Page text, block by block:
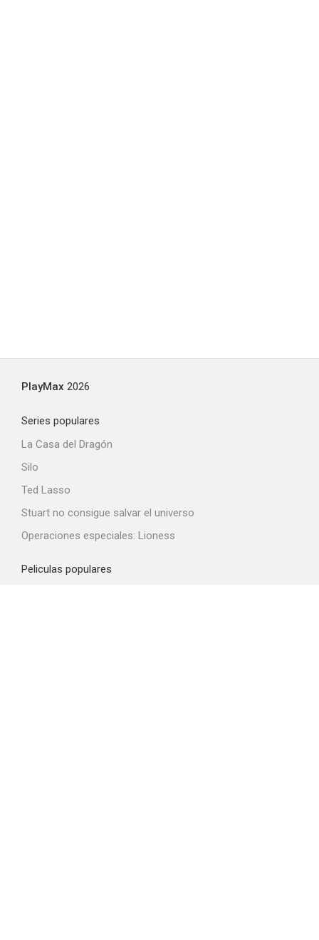
PlayMax 2026
Series populares
La Casa del Dragón
Silo
Ted Lasso
Stuart no consigue salvar el universo
Operaciones especiales: Lioness
Peliculas populares